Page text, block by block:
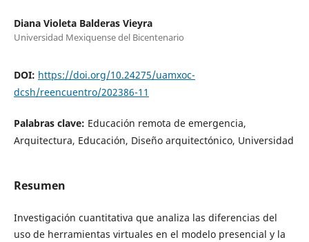
Diana Violeta Balderas Vieyra
Universidad Mexiquense del Bicentenario
DOI: https://doi.org/10.24275/uamxoc-
dcsh/reencuentro/202386-11
Palabras clave: Educación remota de emergencia,
Arquitectura, Educación, Diseño arquitectónico, Universidad
Resumen
Investigación cuantitativa que analiza las diferencias del
uso de herramientas virtuales en el modelo presencial y la